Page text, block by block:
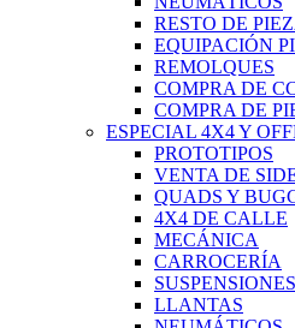
RESTO DE
EQUIPACIÓN
REMOLQUES
COMPRA DE
COMPRA DE
ESPECIAL 4X4 Y
PROTOTIPOS
VENTA DE
QUADS Y
4X4 DE CALLE
MECÁNICA
CARROCERÍA
SUSPENSIONES
LLANTAS